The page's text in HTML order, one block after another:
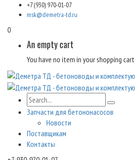
+7 (930) 970-01-07
msk@demetra-td.ru
0
An empty cart
You have no item in your shopping cart
Запчасти для бетононасосов
Новости
Поставщикам
Контакты